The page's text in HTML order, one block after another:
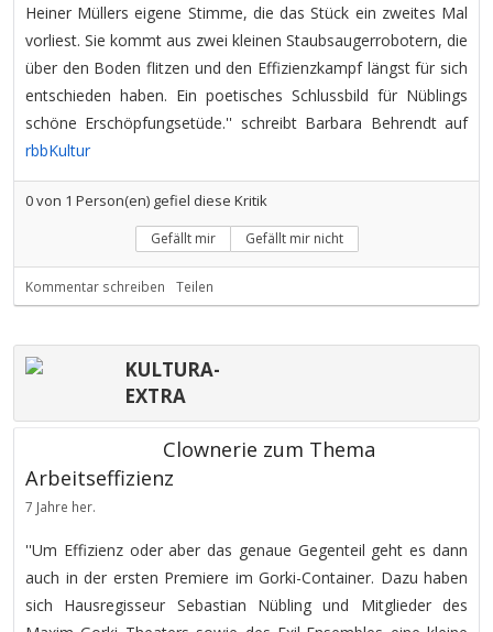
Heiner Müllers eigene Stimme, die das Stück ein zweites Mal
vorliest. Sie kommt aus zwei kleinen Staubsaugerrobotern, die
über den Boden flitzen und den Effizienzkampf längst für sich
entschieden haben. Ein poetisches Schlussbild für Nüblings
schöne Erschöpfungsetüde.'' schreibt Barbara Behrendt auf
rbbKultur
0von 1 Person(en) gefiel diese Kritik
Gefällt mir Gefällt mir nicht
Kommentar schreiben Teilen
KULTURA-
EXTRA
Clownerie zum Thema
Arbeitseffizienz
7 Jahre her.
''Um Effizienz oder aber das genaue Gegenteil geht es dann
auch in der ersten Premiere im Gorki-Container. Dazu haben
sich Hausregisseur Sebastian Nübling und Mitglieder des